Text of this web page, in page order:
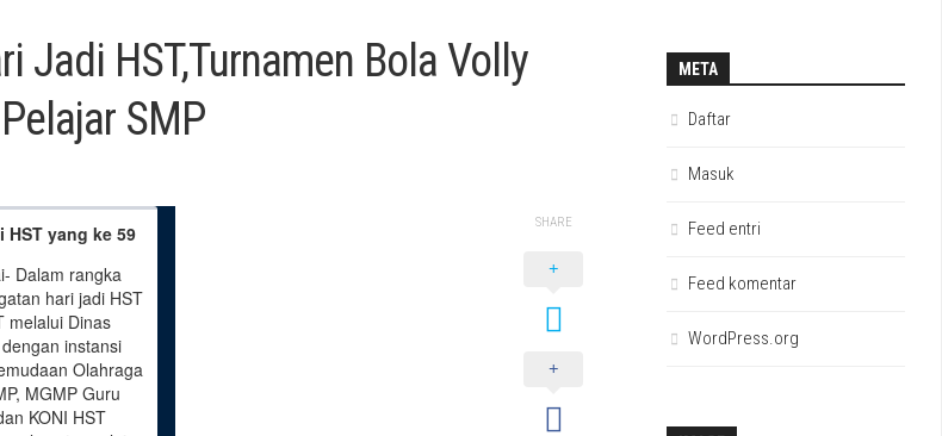
Jadi HST,Turnamen Bola Volly
SMP
HST yang ke 59
Dalam rangka
hari jadi HST
melalui Dinas
instansi
Olahraga
MGMP Guru
KONI HST
SHARE
META
Daftar
Masuk
Feed entri
Feed komentar
WordPress.org